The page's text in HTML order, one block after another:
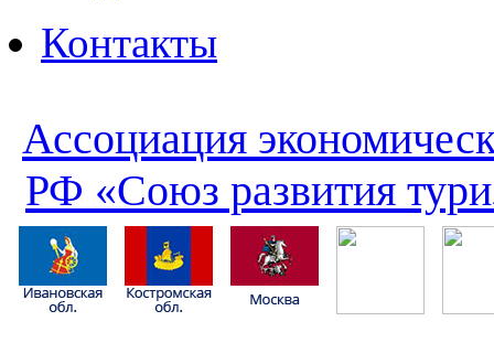
Контакты
Ассоциация
РФ «Союз развития